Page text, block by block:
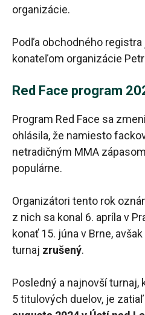
organizácie.
Podľa obchodného
konateľom organizácie Petr
Red Face program
Program Red Face sa
ohlásila, že namiesto
netradičným MMA
populárne.
Organizátori tento rok
z nich sa konal 6. apríla v
konať 15. júna v Brne,
turnaj zrušený.
Posledný a najnovší turnaj,
5 titulových duelov, je